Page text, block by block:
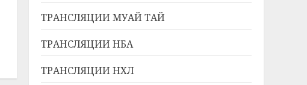
ТРАНСЛЯЦИИ МУАЙ ТАЙ
ТРАНСЛЯЦИИ НБА
ТРАНСЛЯЦИИ НХЛ